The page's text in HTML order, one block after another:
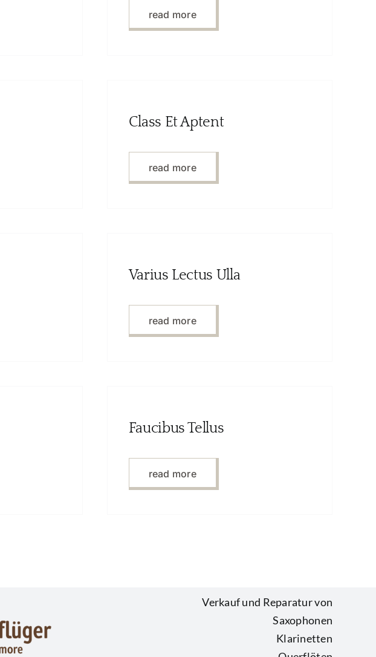
read more
Class Et Aptent
read more
Varius Lectus Ulla
read more
Faucibus Tellus
read more
Verkauf und Reparatur von
Saxophonen
Klarinetten